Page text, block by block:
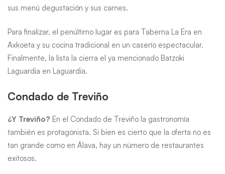
sus menú degustación y sus carnes.
Para finalizar, el penúltimo lugar es para Taberna La Era en
Axkoeta y su cocina tradicional en un caserío espectacular.
Finalmente, la lista la cierra el ya mencionado Batzoki
Laguardia en Laguardia.
Condado de Treviño
¿Y Treviño? En el Condado de Treviño la gastronomía
también es protagonista. Si bien es cierto que la oferta no es
tan grande como en Álava, hay un número de restaurantes
exitosos.